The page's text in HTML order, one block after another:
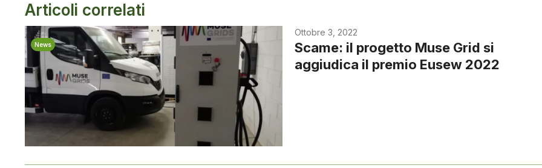
Articoli correlati
News
Ottobre 3, 2022
Scame: il progetto Muse Grid si
aggiudica il premio Eusew 2022